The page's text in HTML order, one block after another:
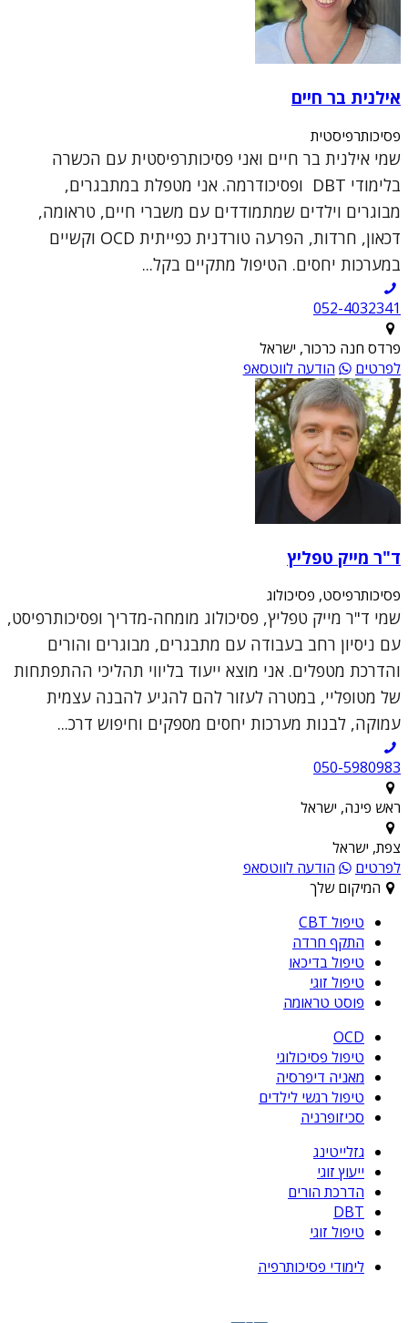
אילנית בר חיים
פסיכותרפיסטית
שמי אילנית בר חיים ואני פסיכותרפיסטית עם הכשרה
בלימודי DBT ופסיכודרמה. אני מטפלת במתבגרים,
מבוגרים וילדים שמתמודדים עם משברי חיים, טראומה,
דכאון, חרדות, הפרעה טורדנית כפייתית OCD וקשיים
במערכות יחסים. הטיפול מתקיים בקל...
052-4032341
פרדס חנה כרכור, ישראל
לפרטים
הודעה לווטסאפ
ד"ר מייק טפליץ
פסיכותרפיסט, פסיכולוג
שמי ד"ר מייק טפליץ, פסיכולוג מומחה-מדריך ופסיכותרפיסט,
עם ניסיון רחב בעבודה עם מתבגרים, מבוגרים והורים
והדרכת מטפלים. אני מוצא ייעוד בליווי תהליכי ההתפתחות
של מטופליי, במטרה לעזור להם להגיע להבנה עצמית
עמוקה, לבנות מערכות יחסים מספקים וחיפוש דרכ...
050-5980983
ראש פינה, ישראל
צפת, ישראל
לפרטים
הודעה לווטסאפ
המיקום שלך
טיפול CBT
התקף חרדה
טיפול בדיכאו
טיפול זוגי
פוסט טראומה
OCD
טיפול פסיכולוגי
מאניה דיפרסיה
טיפול רגשי לילדים
סכיזופרניה
גזלייטינג
ייעוץ זוגי
הדרכת הורים
DBT
טיפול זוגי
לימודי פסיכותרפיה